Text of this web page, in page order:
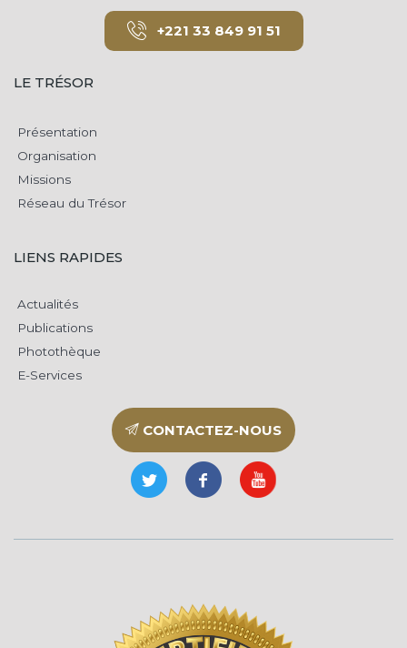
+221 33 849 91 51
LE TRÉSOR
Présentation
Organisation
Missions
Réseau du Trésor
LIENS RAPIDES
Actualités
Publications
Photothèque
E-Services
CONTACTEZ-NOUS